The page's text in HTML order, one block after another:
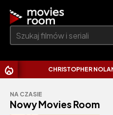
Szukaj:
CHRISTOPHER NOLAN
NA CZASIE
Nowy Movies Room